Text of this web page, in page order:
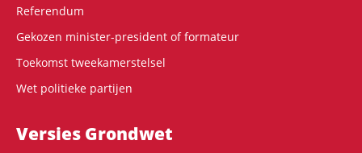
Referendum
Gekozen minister-president of formateur
Toekomst tweekamerstelsel
Wet politieke partijen
Versies Grondwet